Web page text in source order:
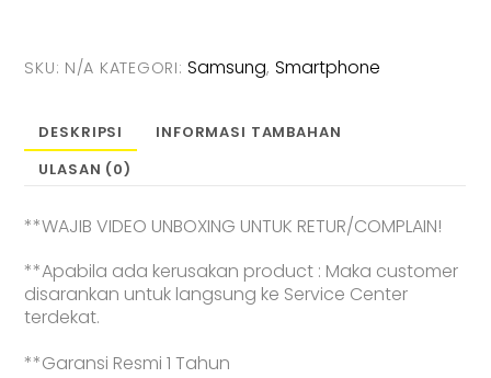
SKU: N/A KATEGORI:Samsung, Smartphone
DESKRIPSI
INFORMASI TAMBAHAN
ULASAN (0)
**WAJIB VIDEO UNBOXING UNTUK RETUR/COMPLAIN!
**Apabila ada kerusakan product : Maka customer
disarankan untuk langsung ke Service Center
terdekat.
**Garansi Resmi 1 Tahun